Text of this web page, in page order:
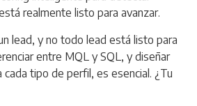
realmente listo para avanzar.
lead, y no todo lead está listo para
entre MQL y SQL, y diseñar
tipo de perfil, es esencial. ¿Tu